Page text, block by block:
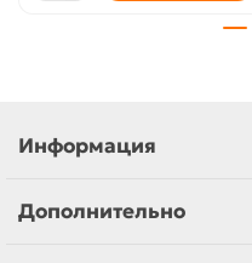
Информация
Дополнительно